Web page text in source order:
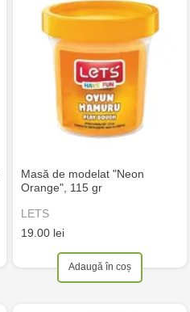
Masă de modelat "Neon
Orange", 115 gr
LETS
19.00 lei
Adaugă în coș